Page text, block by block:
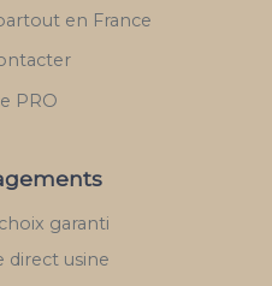
en France
PRO
garanti
direct usine